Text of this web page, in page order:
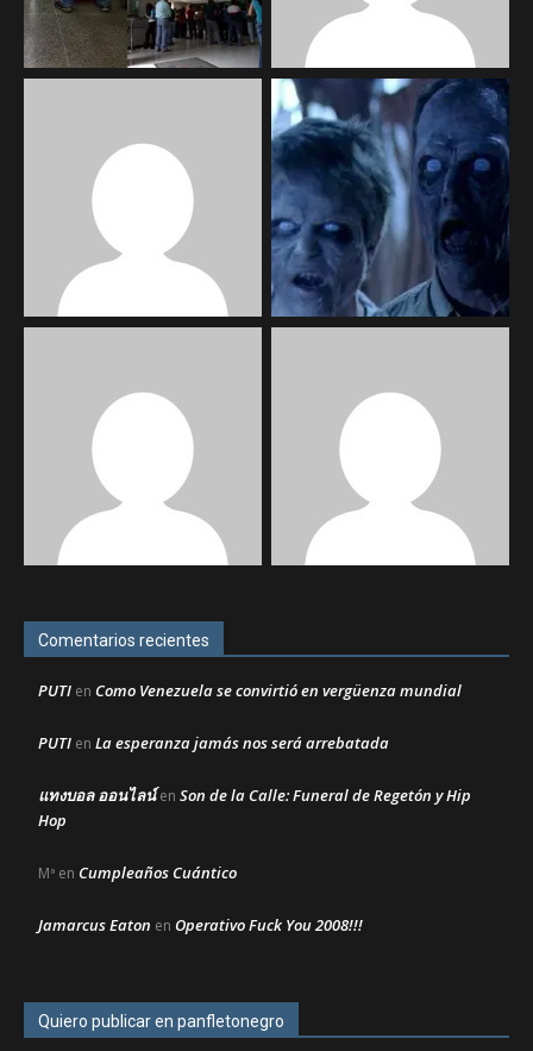
Comentarios recientes
PUTI en Como Venezuela se convirtió en vergüenza mundial
PUTI en La esperanza jamás nos será arrebatada
แทงบอล ออนไลน์en Son de la Calle: Funeral de Regetón y Hip
Hop
Mª en Cumpleaños Cuántico
Jamarcus Eaton en Operativo Fuck You 2008!!!
Quiero publicar en panfletonegro